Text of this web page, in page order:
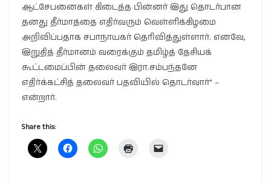
ஆட்சேபனைகள் கிடைத்த பின்னர் இது தொடர்பான
தனது தீர்மாத்தை எதிர்வரும் வெள்ளிக்கிழமை
அறிவிப்பதாக சபாநாயகர் தெரிவித்துள்ளார். எனவே,
இறுதித் தீர்மானம் வரைக்கும் தமிழ்த் தேசியக்
கூட்டமைப்பின் தலைவர் இரா.சம்பந்தனே
எதிர்க்கட்சித் தலைவர் பதவியில் தொடர்வார்” –
என்றார்.
Share this: